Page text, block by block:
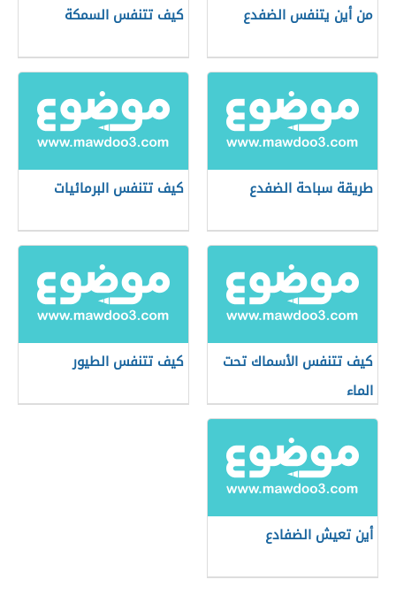
من أين يتنفس الضفدع كيف تتنفس السمكة
طريقة سباحة الضفدع كيف تتنفس البرمائيات
كيف تتنفس الأسماك تحت
الماء
كيف تتنفس الطيور
أين تعيش الضفادع